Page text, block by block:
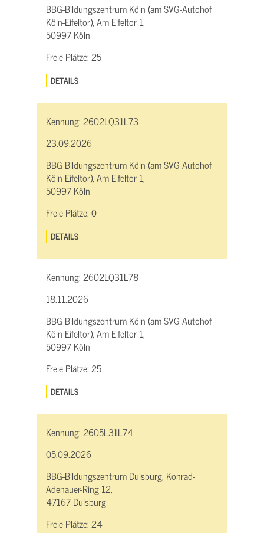
BBG-Bildungszentrum Köln (am SVG-Autohof
Köln-Eifeltor), Am Eifeltor 1,
50997 Köln
Freie Plätze:25
DETAILS
Kennung:2602LQ31L73
23.09.2026
BBG-Bildungszentrum Köln (am SVG-Autohof
Köln-Eifeltor), Am Eifeltor 1,
50997 Köln
Freie Plätze:0
DETAILS
Kennung:2602LQ31L78
18.11.2026
BBG-Bildungszentrum Köln (am SVG-Autohof
Köln-Eifeltor), Am Eifeltor 1,
50997 Köln
Freie Plätze:25
DETAILS
Kennung:2605L31L74
05.09.2026
BBG-Bildungszentrum Duisburg, Konrad-
Adenauer-Ring 12,
47167 Duisburg
Freie Plätze:24